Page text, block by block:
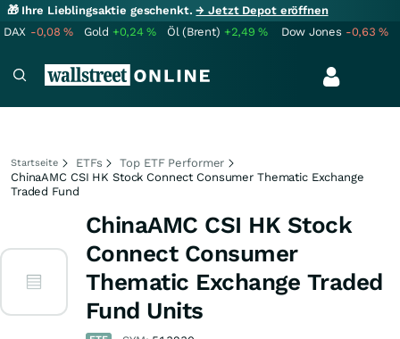
🎁 Ihre Lieblingsaktie geschenkt.→ Jetzt Depot eröffnen
DAX -0,08% Gold +0,24% Öl (Brent) +2,49% Dow Jones -0,63%
Startseite ETFs
Top ETF Performer
ChinaAMC CSI HK Stock Connect Consumer Thematic Exchange
Traded Fund
ChinaAMC CSI HK Stock
Connect Consumer
Thematic Exchange Traded
Fund Units